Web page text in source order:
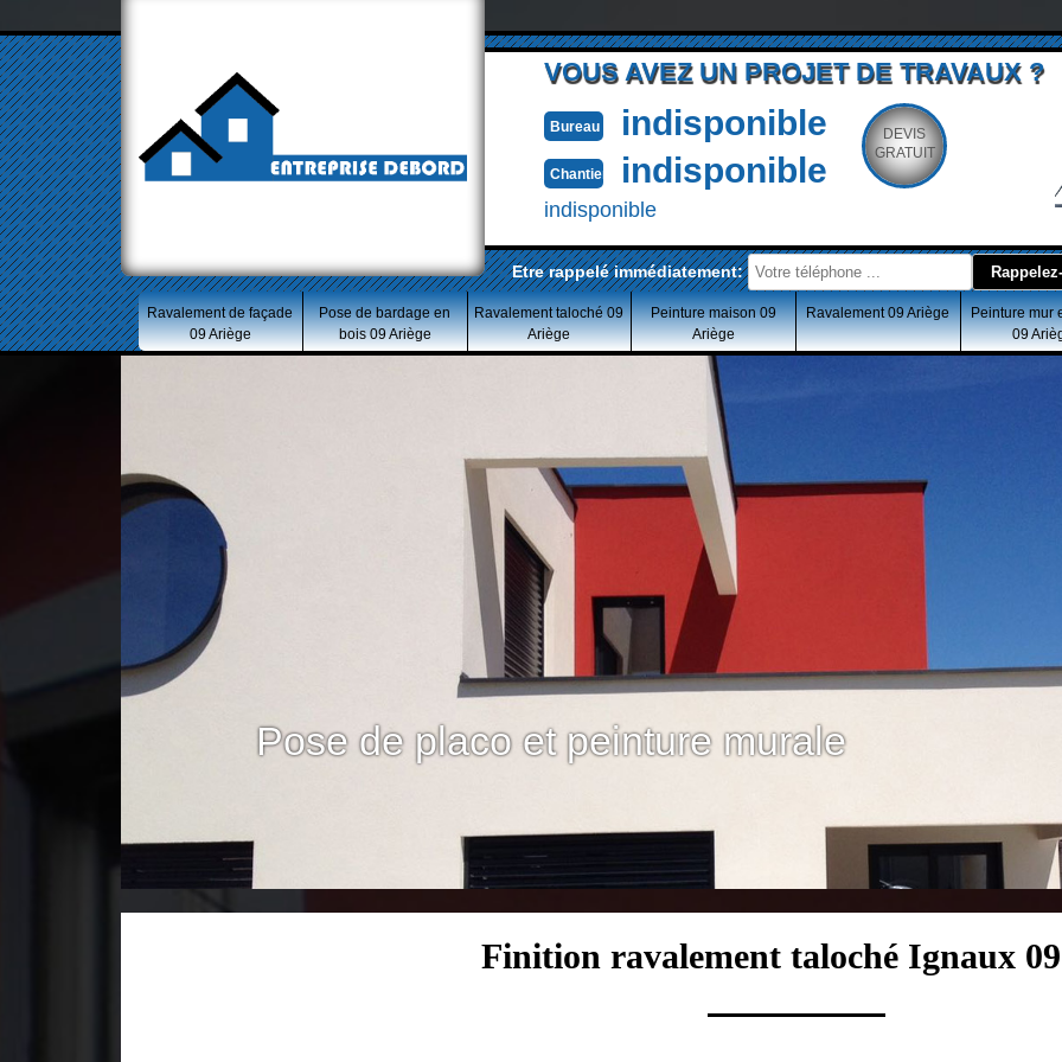
VOUS AVEZ UN PROJET DE TRAVAUX ?
Bureau indisponible
Chantier indisponible
indisponible
DEVIS
GRATUIT
Etre rappelé immédiatement:
Ravalement de façade
09 Ariège
Pose de bardage en
bois 09 Ariège
Ravalement taloché 09
Ariège
Peinture maison 09
Ariège
Ravalement 09 Ariège
Peinture mur
09
Pose de placo et peinture murale
Finition ravalement taloché Ignaux